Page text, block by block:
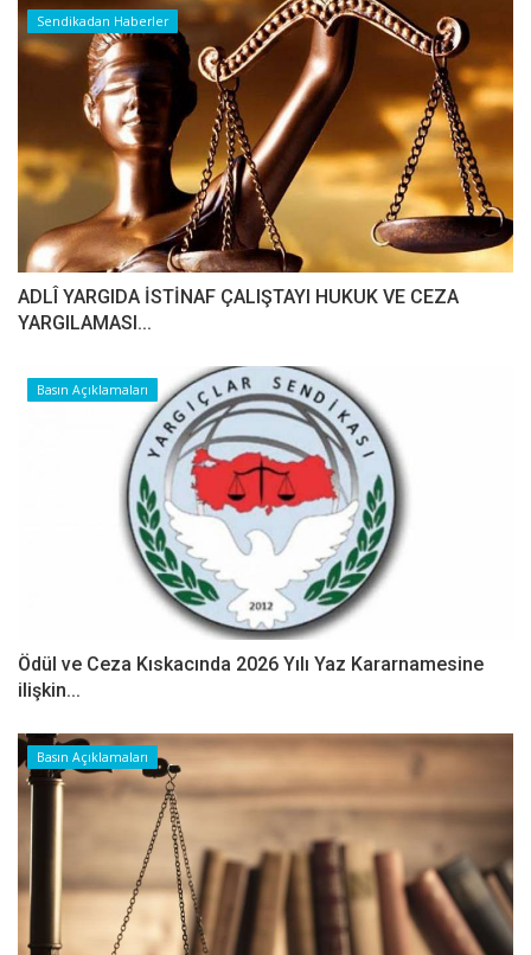
Sendikadan Haberler
ADLÎ YARGIDA İSTİNAF ÇALIŞTAYI HUKUK VE CEZA
YARGILAMASI...
Basın Açıklamaları
Ödül ve Ceza Kıskacında 2026 Yılı Yaz Kararnamesine
ilişkin...
Basın Açıklamaları